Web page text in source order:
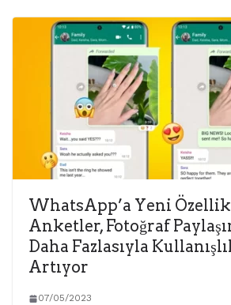
WhatsApp’a Yeni
Anketler, Fotoğraf
Daha Fazlasıyla
Artıyor
07/05/2023